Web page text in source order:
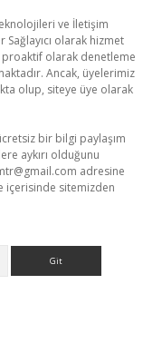
ve İletişim
Sağlayıcı olarak hizmet
olarak denetleme
Ancak, üyelerimiz
olup, siteye üye olarak
bir bilgi paylaşım
aykırı olduğunu
adresine
içerisinde sitemizden